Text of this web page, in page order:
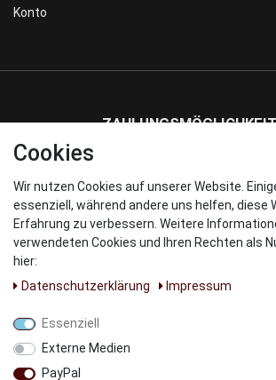
Konto
WIR VERSENDEN MIT
Cookies
Wir nutzen Cookies auf unserer Website.
essenziell, während andere uns helfen, diese
Erfahrung zu verbessern. Weitere
verwendeten Cookies und Ihren Rechten als
hier:
Daten­schutz­erklärung
Impressum
Essenziell
Externe Medien
PayPal